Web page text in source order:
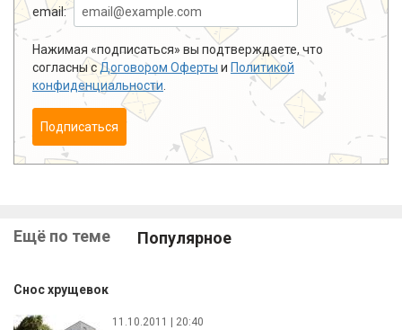
email:
Нажимая «подписаться» вы подтверждаете, что
согласны сДоговором Оферты и Политикой
конфиденциальности
Подписаться
Ещё по теме Популярное
Снос хрущевок
11.10.2011 | 20:40